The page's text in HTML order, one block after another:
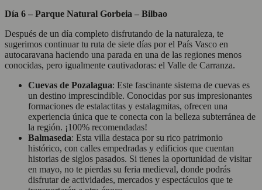
Día 6 – Parque Natural Gorbeia – Bilbao
Después de un día completo disfrutando de la naturaleza, te
sugerimos continuar tu ruta de siete días por el País Vasco en
autocaravana haciendo una parada en una de las regiones menos
conocidas, pero igualmente cautivadoras: el Valle de Carranza.
Cuevas de Pozalagua: Este fascinante sistema de cuevas es
un destino imprescindible. Conocidas por sus impresionantes
formaciones de estalactitas y estalagmitas, ofrecen una
experiencia única que te conecta con la belleza subterránea de
la región. ¡100% recomendadas!
Balmaseda: Esta villa destaca por su rico patrimonio
histórico, con calles empedradas y edificios que cuentan
historias de siglos pasados. Si tienes la oportunidad de visitar
en mayo, no te pierdas su feria medieval, donde podrás
disfrutar de actividades, mercados y espectáculos que te